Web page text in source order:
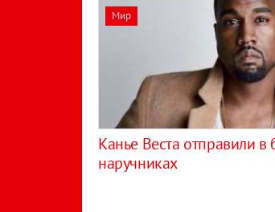
Мир
Канье Веста отправили в
наручниках